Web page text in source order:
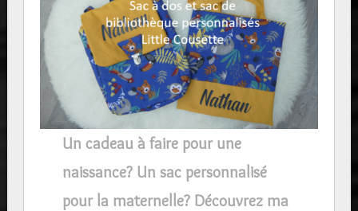
Un cadeau à faire pour une
naissance? Un sac personnalisé
pour la maternelle? Découvrez ma